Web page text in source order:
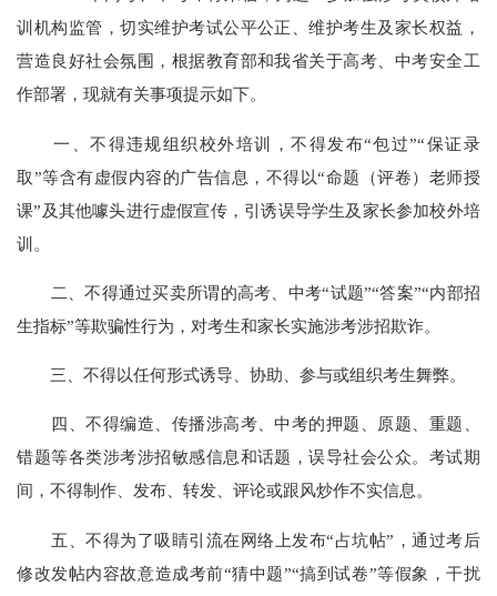
训机构监管，切实维护考试公平公正、维护考生及家长权益，
营造良好社会氛围，根据教育部和我省关于高考、中考安全工
作部署，现就有关事项提示如下。
一、不得违规组织校外培训，不得发布“包过”“保证录
取”等含有虚假内容的广告信息，不得以“命题（评卷）老师授
课”及其他噱头进行虚假宣传，引诱误导学生及家长参加校外培
训。
二、不得通过买卖所谓的高考、中考“试题”“答案”“内部招
生指标”等欺骗性行为，对考生和家长实施涉考涉招欺诈。
三、不得以任何形式诱导、协助、参与或组织考生舞弊。
四、不得编造、传播涉高考、中考的押题、原题、重题、
错题等各类涉考涉招敏感信息和话题，误导社会公众。考试期
间，不得制作、发布、转发、评论或跟风炒作不实信息。
五、不得为了吸睛引流在网络上发布“占坑帖”，通过考后
修改发帖内容故意造成考前“猜中题”“搞到试卷”等假象，干扰